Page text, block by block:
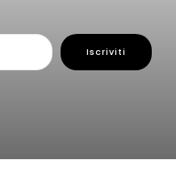
Iscriviti